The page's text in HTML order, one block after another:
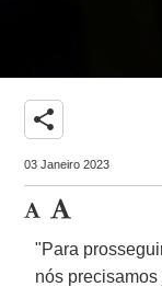
share
03 Janeiro 2023
"Para
nós